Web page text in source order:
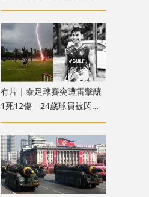
劃實施恐襲等情形
有片｜泰足球賽突遭雷擊釀
1死12傷 24歲球員被閃電
劈中亡